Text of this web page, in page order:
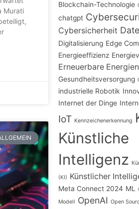
Murati
Blockchain-Technologie
chatgpt
Cybersicherheit
Digitalisierung Edge
Energieeffizienz
Erneuerbare Energien
Gesundheitsversorgung
industrielle Robotik
Internet der Dinge
IoT Kennzeichenerkennung
Künstliche
Intelligenz
(KI) Künstlicher
Meta Connect 2024 ML
Modell OpenAI Open